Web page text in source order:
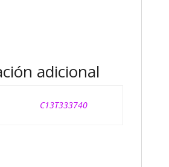
adicional
C13T333740